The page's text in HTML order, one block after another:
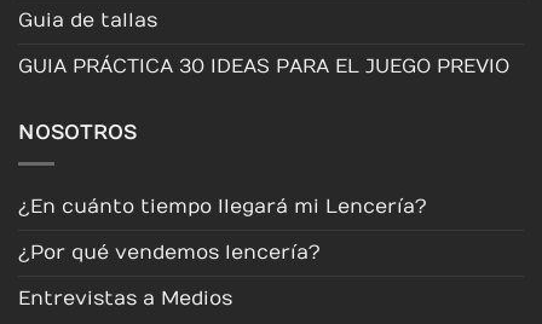
Guia de tallas
GUIA PRÁCTICA 30 IDEAS PARA EL JUEGO PREVIO
NOSOTROS
¿En cuánto tiempo llegará mi Lencería?
¿Por qué vendemos lencería?
Entrevistas a Medios